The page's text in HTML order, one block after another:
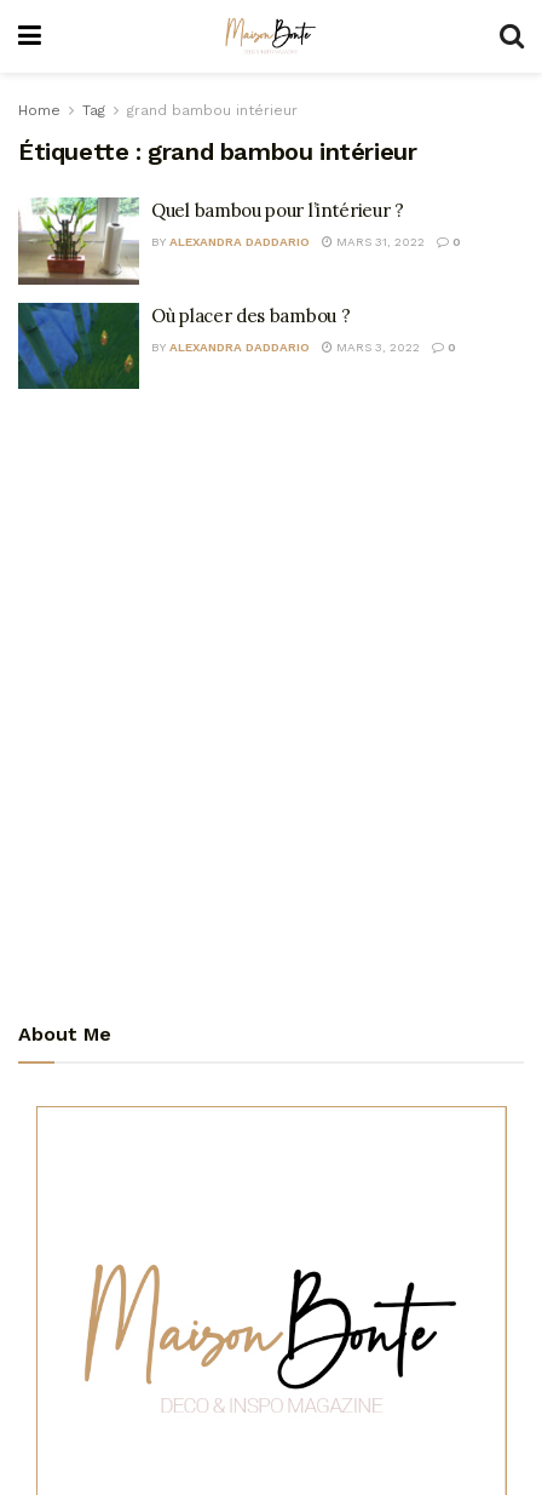
Home Tag grand bambou intérieur
Étiquette : grand bambou intérieur
Quel bambou pour l’intérieur ?
BY ALEXANDRA DADDARIO MARS 31, 2022 0
Où placer des bambou ?
BY ALEXANDRA DADDARIO MARS 3, 2022 0
About Me